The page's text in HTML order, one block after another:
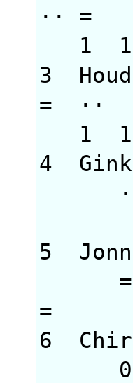
1
3
1
4
5
=
=
6